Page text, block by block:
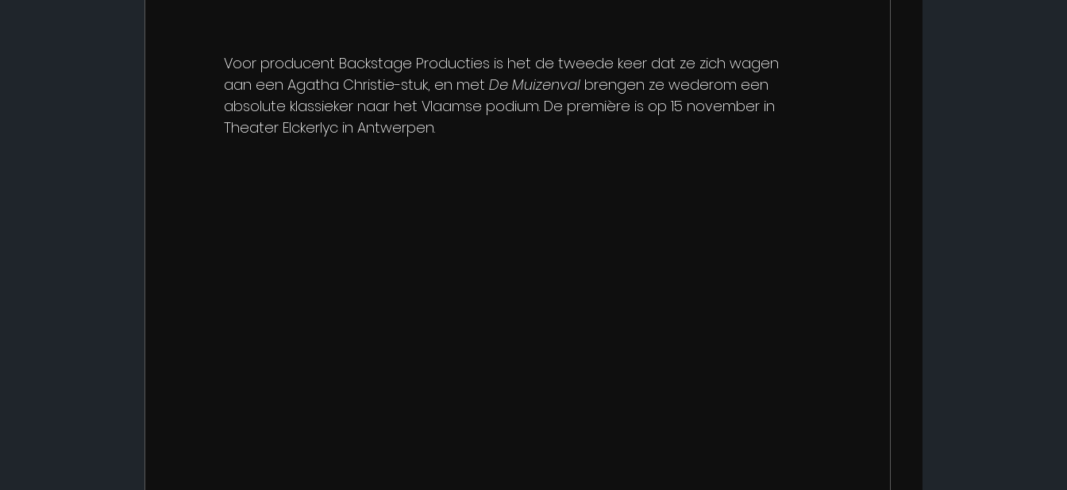
Voor producent Backstage Producties is het de tweede keer dat ze zich wagen
aan een Agatha Christie-stuk, en met De Muizenval brengen ze wederom een
absolute klassieker naar het Vlaamse podium. De première is op 15 november in
Theater Elckerlyc in Antwerpen.